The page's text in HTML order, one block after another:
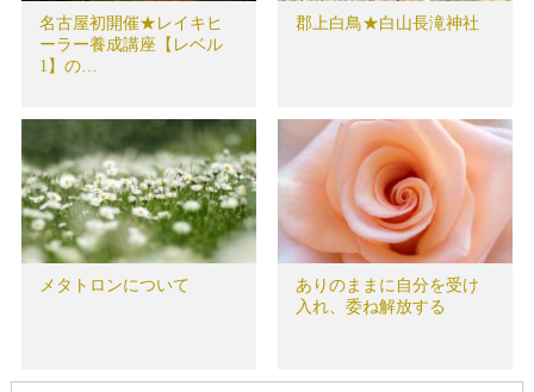
名古屋初開催★レイキヒ
ーラー養成講座【レベル
1】の…
郡上白鳥★白山長滝神社
メタトロンについて
ありのままに自分を受け
入れ、委ね解放する